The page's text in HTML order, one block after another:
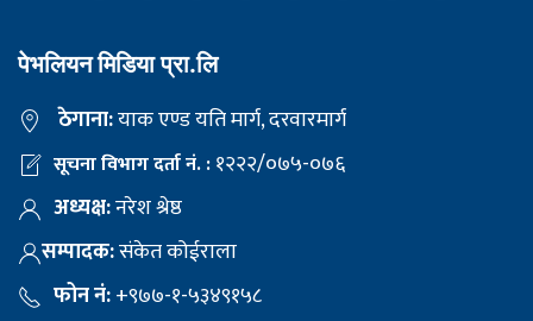
पेभलियन मिडिया प्रा.लि
ठेगाना:याक एण्ड यति मार्ग, दरवारमार्ग
सूचना विभाग दर्ता नं. :१२२२/०७५-०७६
अध्यक्ष:नरेश श्रेष्ठ
सम्पादक:संकेत कोईराला
फोन नं:+९७७-१-५३४९१५८